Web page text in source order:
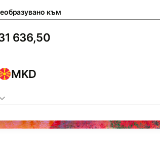
към
MKD